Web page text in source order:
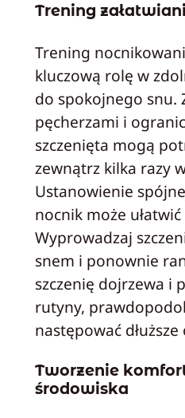
Trening
Trening
kluczową rolę w
do spokojnego snu.
pęcherzami i
szczenięta mogą
zewnątrz kilka razy
Ustanowienie
nocnik może
Wyprowadzaj
snem i ponownie
szczenię dojrzewa i
rutyny,
następować
Tworzenie
środowiska